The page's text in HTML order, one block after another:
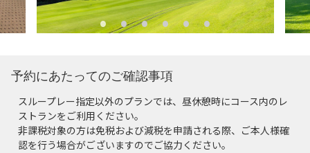
予約にあたってのご確認事項
スループレー指定以外のプランでは、昼休憩時にコース内のレ
ストランをご利用ください。
非課税対象の方は免税および減税を申請される際、ご本人様確
認を行う場合がございますのでご協力ください。